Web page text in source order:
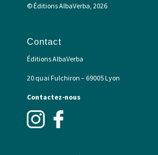
© Éditions AlbaVerba, 2026
Contact
Éditions AlbaVerba
20 quai Fulchiron – 69005 Lyon
Contactez-nous